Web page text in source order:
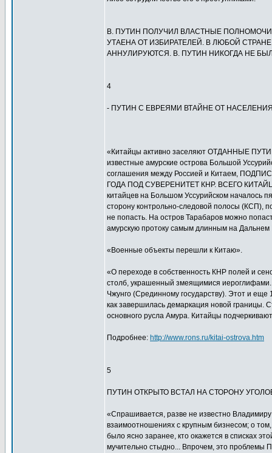
В. ПУТИН ПОЛУЧИЛ ВЛАСТНЫЕ
УТАЕНА ОТ ИЗБИРАТЕЛЕЙ. В ЛЮБОЙ
АННУЛИРУЮТСЯ. В. ПУТИН НИКОГДА НЕ
4
- ПУТИН С ЕВРЕЯМИ ВТАЙНЕ ОТ
«Китайцы активно заселяют ОТДАННЫЕ
известные амурские острова Большой
соглашения между Россией и Китаем,
ГОДА ПОД СУВЕРЕНИТЕТ КНР. ВСЕГО
китайцев на Большом Уссурийском началось
сторону контрольно-следовой полосы (КСП),
не попасть. На остров Тарабаров можно
амурскую протоку самым длинным на Дальнем
«Военные объекты перешли к Китаю».
«О переходе в собственность КНР полей и
столб, украшенный змеящимися иероглифами.
Чжунго (Срединному государству). Этот и еще
как завершилась демаркация новой границы.
основного русла Амура. Китайцы
Подробнее: http://www.rons.ru/kitai-ostrova.htm
5
ПУТИН ОТКРЫТО ВСТАЛ НА СТОРОНУ
«Спрашивается, разве не известно
взаимоотношениях с крупным бизнесом;
было ясно заранее, кто окажется в списках
мучительно стыдно... Впрочем, это проблемы